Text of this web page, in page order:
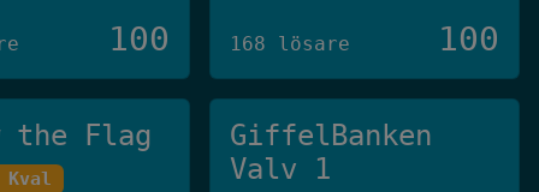
100 168 lösare 100
the Flag
Kval
GiffelBanken
Valv 1